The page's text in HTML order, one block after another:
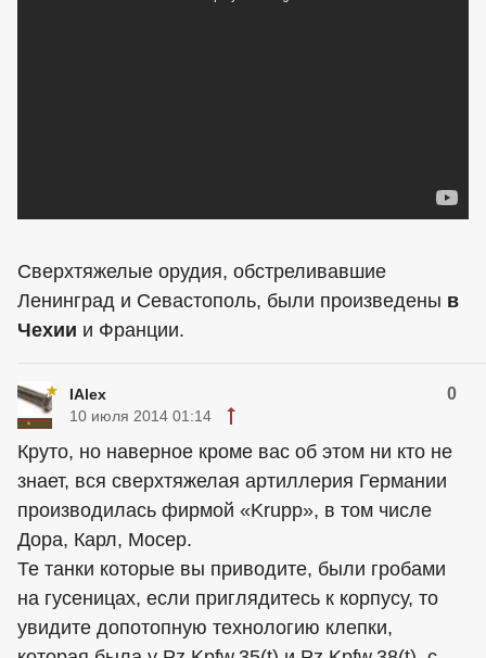
Сверхтяжелые орудия, обстреливавшие
Ленинград и Севастополь, были произведены в
Чехии и Франции.
IAlex 0
10 июля 2014 01:14
Круто, но наверное кроме вас об этом ни кто не
знает, вся сверхтяжелая артиллерия Германии
производилась фирмой «Krupp», в том числе
Дора, Карл, Мосер.
Те танки которые вы приводите, были гробами
на гусеницах, если приглядитесь к корпусу, то
увидите допотопную технологию клепки,